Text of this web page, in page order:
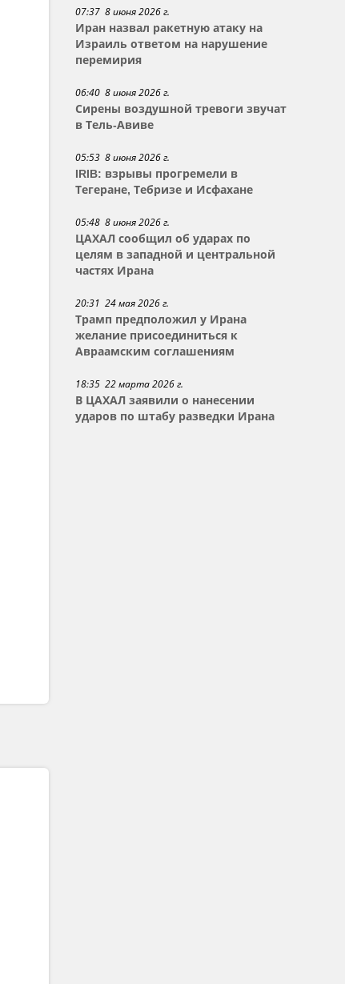
07:37 8 июня 2026 г.
Иран назвал ракетную атаку на
Израиль ответом на нарушение
перемирия
06:40 8 июня 2026 г.
Сирены воздушной тревоги звучат
в Тель-Авиве
05:53 8 июня 2026 г.
IRIB: взрывы прогремели в
Тегеране, Тебризе и Исфахане
05:48 8 июня 2026 г.
ЦАХАЛ сообщил об ударах по
целям в западной и центральной
частях Ирана
20:31 24 мая 2026 г.
Трамп предположил у Ирана
желание присоединиться к
Авраамским соглашениям
18:35 22 марта 2026 г.
В ЦАХАЛ заявили о нанесении
ударов по штабу разведки Ирана